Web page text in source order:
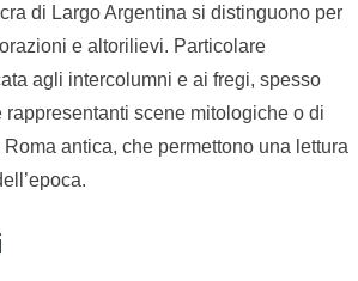
di Largo Argentina si distinguono per
e altorilievi. Particolare
agli intercolumni e ai fregi, spesso
rappresentanti scene mitologiche o di
antica, che permettono una lettura